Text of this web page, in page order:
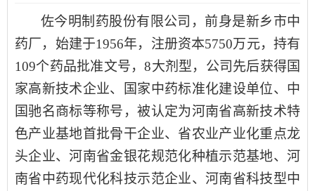
佐今明制药股份有限公司，前身是新乡市中
药厂，始建于1956年， 注册资本5750万元， 持有
109个药品批准文号，8大剂型， 公司 先后获得 国
家高新技术企业、国家中药标准化建设单位、中
国驰名商标等称号 ，被认定为河南省高新技术特
色产业基地首批骨干企业、省农业产业化重点龙
头企业、河南省金银花规范化种植示范基地、河
南省中药现代化科技示范企业、 河南省科技型中